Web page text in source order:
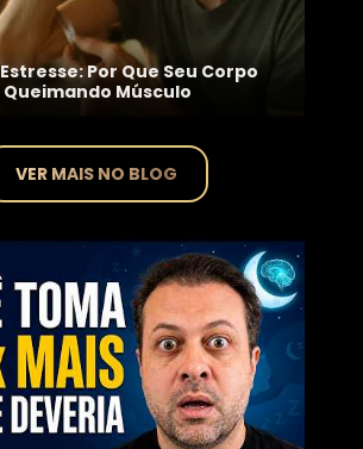
Por Que Seu Corpo
Queimando Músculo
VER MAIS NO BLOG